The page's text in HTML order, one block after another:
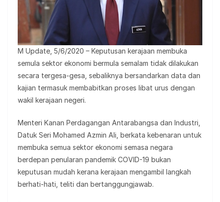
M Update, 5/6/2020 – Keputusan kerajaan membuka
semula sektor ekonomi bermula semalam tidak dilakukan
secara tergesa-gesa, sebaliknya bersandarkan data dan
kajian termasuk membabitkan proses libat urus dengan
wakil kerajaan negeri.
Menteri Kanan Perdagangan Antarabangsa dan Industri,
Datuk Seri Mohamed Azmin Ali, berkata kebenaran untuk
membuka semua sektor ekonomi semasa negara
berdepan penularan pandemik COVID-19 bukan
keputusan mudah kerana kerajaan mengambil langkah
berhati-hati, teliti dan bertanggungjawab.